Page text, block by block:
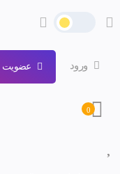
ورود عضویت
0